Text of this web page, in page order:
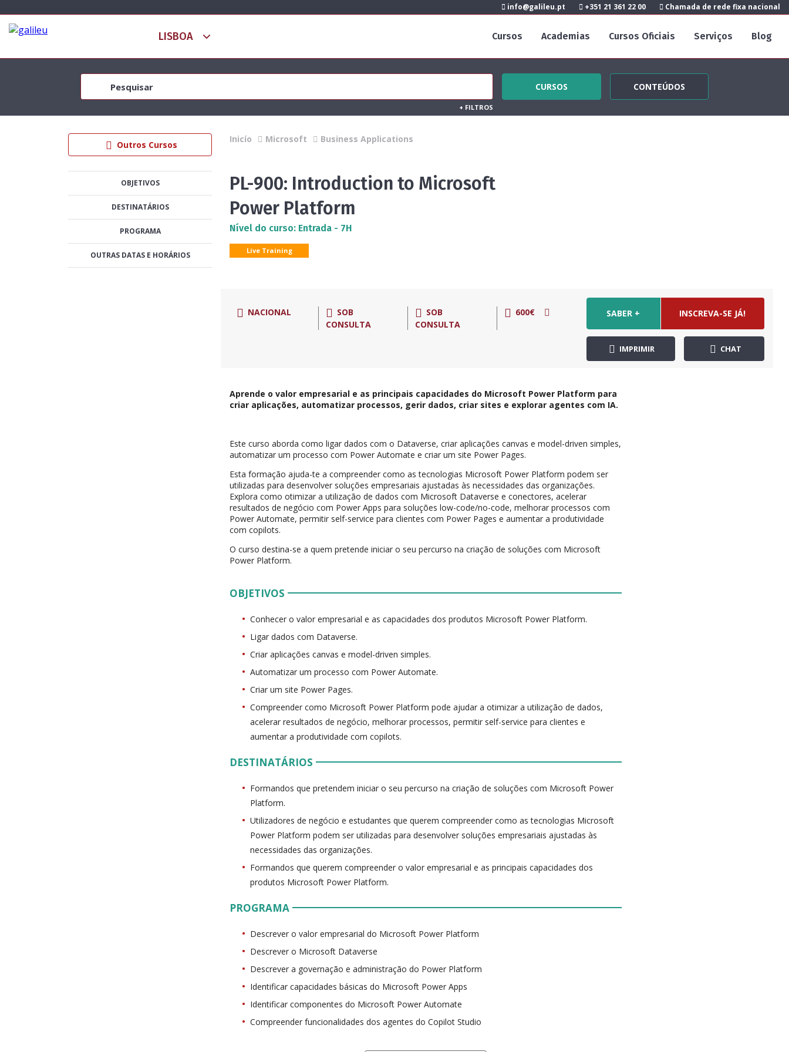
info@galileu.pt +351 21 361 22 00 Chamada de rede fixa nacional
Cursos Academias Cursos Oficiais Serviços Blog
CURSOS CONTEÚDOS
+ FILTROS
Outros Cursos
OBJETIVOS
DESTINATÁRIOS
PROGRAMA
OUTRAS DATAS E HORÁRIOS
Inicío Microsoft Business Applications
PL-900: Introduction to Microsoft
Power Platform
Nível do curso: Entrada - 7H
Live Training
NACIONAL
SOB
CONSULTA
SOB
CONSULTA
600€ SABER + INSCREVA-SE JÁ!
IMPRIMIR CHAT
Aprende o valor empresarial e as principais capacidades do Microsoft Power Platform para
criar aplicações, automatizar processos, gerir dados, criar sites e explorar agentes com IA.
Este curso aborda como ligar dados com o Dataverse, criar aplicações canvas e model-driven simples,
automatizar um processo com Power Automate e criar um site Power Pages.
Esta formação ajuda-te a compreender como as tecnologias Microsoft Power Platform podem ser
utilizadas para desenvolver soluções empresariais ajustadas às necessidades das organizações.
Explora como otimizar a utilização de dados com Microsoft Dataverse e conectores, acelerar
resultados de negócio com Power Apps para soluções low-code/no-code, melhorar processos com
Power Automate, permitir self-service para clientes com Power Pages e aumentar a produtividade
com copilots.
O curso destina-se a quem pretende iniciar o seu percurso na criação de soluções com Microsoft
Power Platform.
OBJETIVOS
Conhecer o valor empresarial e as capacidades dos produtos Microsoft Power Platform.
Ligar dados com Dataverse.
Criar aplicações canvas e model-driven simples.
Automatizar um processo com Power Automate.
Criar um site Power Pages.
Compreender como Microsoft Power Platform pode ajudar a otimizar a utilização de dados,
acelerar resultados de negócio, melhorar processos, permitir self-service para clientes e
aumentar a produtividade com copilots.
DESTINATÁRIOS
Formandos que pretendem iniciar o seu percurso na criação de soluções com Microsoft Power
Platform.
Utilizadores de negócio e estudantes que querem compreender como as tecnologias Microsoft
Power Platform podem ser utilizadas para desenvolver soluções empresariais ajustadas às
necessidades das organizações.
Formandos que querem compreender o valor empresarial e as principais capacidades dos
produtos Microsoft Power Platform.
PROGRAMA
Descrever o valor empresarial do Microsoft Power Platform
Descrever o Microsoft Dataverse
Descrever a governação e administração do Power Platform
Identificar capacidades básicas do Microsoft Power Apps
Identificar componentes do Microsoft Power Automate
Compreender funcionalidades dos agentes do Copilot Studio